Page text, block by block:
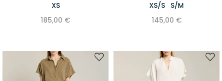
XS
185,00 €
XS/S S/M
145,00 €